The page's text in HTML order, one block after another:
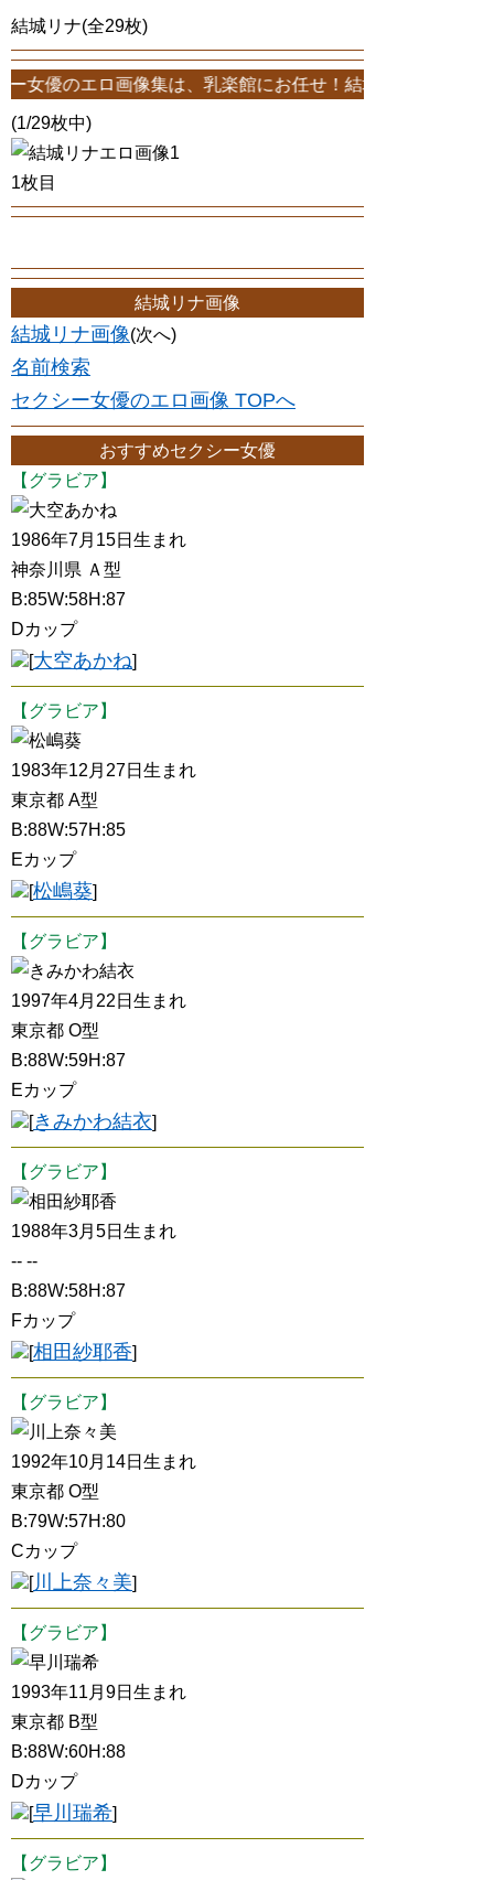
結城リナ(全29枚)
ロ画像集は、乳楽館にお任せ！結城リナエロ画像が29枚
(1/29枚中)
1枚目
結城リナ画像
結城リナ画像(次へ)
名前検索
セクシー女優のエロ画像 TOPへ
おすすめセクシー女優
【グラビア】
大空あかね
1986年7月15日生まれ
神奈川県 Ａ型
B:85W:58H:87
Dカップ
[大空あかね]
【グラビア】
松嶋葵
1983年12月27日生まれ
東京都 A型
B:88W:57H:85
Eカップ
[松嶋葵]
【グラビア】
きみかわ結衣
1997年4月22日生まれ
東京都 O型
B:88W:59H:87
Eカップ
[きみかわ結衣]
【グラビア】
相田紗耶香
1988年3月5日生まれ
-- --
B:88W:58H:87
Fカップ
[相田紗耶香]
【グラビア】
川上奈々美
1992年10月14日生まれ
東京都 O型
B:79W:57H:80
Cカップ
[川上奈々美]
【グラビア】
早川瑞希
1993年11月9日生まれ
東京都 B型
B:88W:60H:88
Dカップ
[早川瑞希]
【グラビア】